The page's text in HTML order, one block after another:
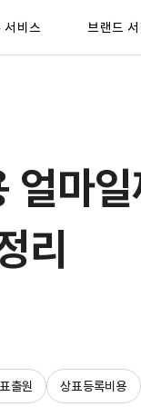
서비스 브랜드
얼마
리
출원 상표등록비용